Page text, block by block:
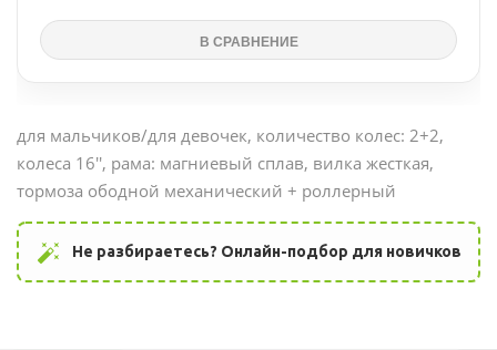
для мальчиков/для девочек, количество колес: 2+2,
колеса 16'', рама: магниевый сплав, вилка жесткая,
тормоза ободной механический + роллерный
auto_fix_high Не разбираетесь? Онлайн-подбор для новичков